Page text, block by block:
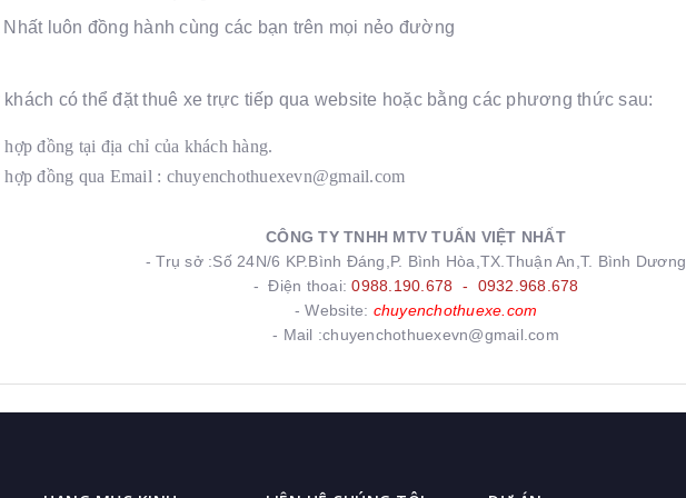
luôn đồng hành cùng các bạn trên mọi nẻo đường
khách có thể đặt thuê xe trực tiếp qua website hoặc bằng các phương thức sau:
đồng tại địa chỉ của khách hàng.
đồng qua Email : chuyenchothuexevn@gmail.com
CÔNG TY TNHH MTV TUẤN VIỆT NHẤT
- Trụ sở :Số 24N/6 KP.Bình Đáng,P. Bình Hòa,TX.Thuận An,T. Bình Dương
- Điện thoai:0988.190.678 - 0932.968.678
- Website: chuyenchothuexe.com
- Mail :chuyenchothuexevn@gmail.com